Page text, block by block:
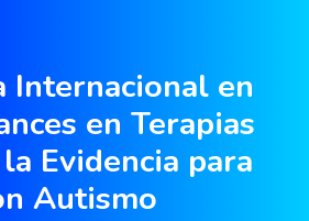
Internacional en
en Terapias
Evidencia para
Autismo